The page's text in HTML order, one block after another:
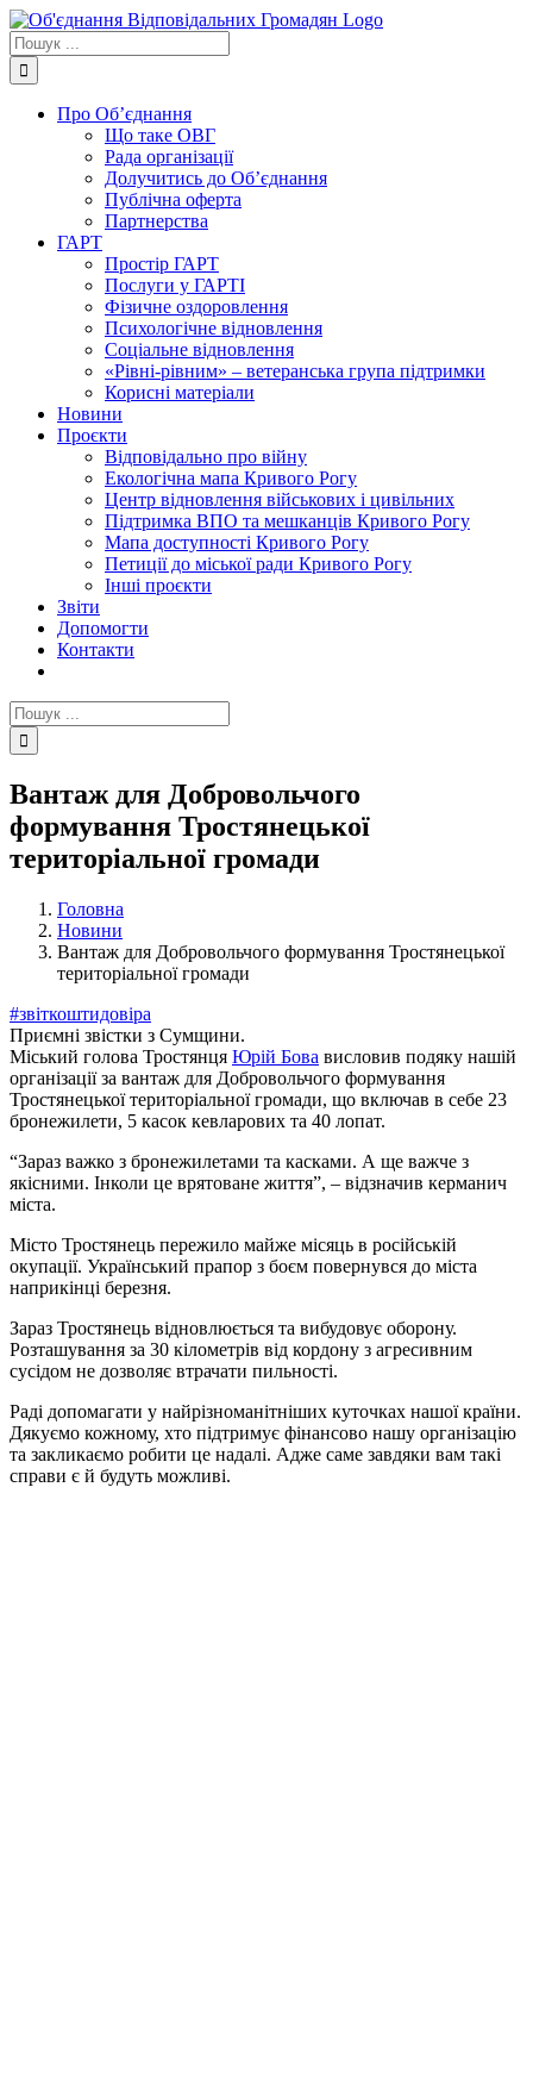
Skip
to
content
Пошук
...
Про Об’єднання
Що таке ОВГ
Рада організації
Долучитись до Об’єднання
Публічна оферта
Партнерства
ГАРТ
Простір ГАРТ
Послуги у ГАРТІ
Фізичне оздоровлення
Психологічне відновлення
Соціальне відновлення
«Рівні-рівним» – ветеранська група підтримки
Корисні матеріали
Новини
Проєкти
Відповідально про війну
Екологічна мапа Кривого Рогу
Центр відновлення військових і цивільних
Підтримка ВПО та мешканців Кривого Рогу
Мапа доступності Кривого Рогу
Петиції до міської ради Кривого Рогу
Інші проєкти
Звіти
Допомогти
Контакти
Пошук
...
Вантаж для Добровольчого
формування Тростянецької
територіальної громади
Головна
Новини
Вантаж для Добровольчого формування Тростянецької
територіальної громади
#звіткоштидовіра
Приємні звістки з Сумщини.
Міський голова Тростянця Юрій Бова висловив подяку нашій
організації за вантаж для Добровольчого формування
Тростянецької територіальної громади, що включав в себе 23
бронежилети, 5 касок кевларових та 40 лопат.
“Зараз важко з бронежилетами та касками. А ще важче з
якісними. Інколи це врятоване життя”, – відзначив керманич
міста.
Місто Тростянець пережило майже місяць в російській
окупації. Український прапор з боєм повернувся до міста
наприкінці березня.
Зараз Тростянець відновлюється та вибудовує оборону.
Розташування за 30 кілометрів від кордону з агресивним
сусідом не дозволяє втрачати пильності.
Раді допомагати у найрізноманітніших куточках нашої країни.
Дякуємо кожному, хто підтримує фінансово нашу організацію
та закликаємо робити це надалі. Адже саме завдяки вам такі
справи є й будуть можливі.